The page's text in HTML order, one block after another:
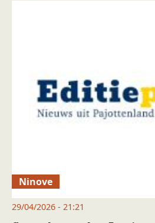
Ninove
29/04/2026 - 21:21